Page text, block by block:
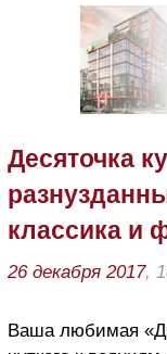
Десяточка
классика и
26 декабря 2017,
Ваша любимая